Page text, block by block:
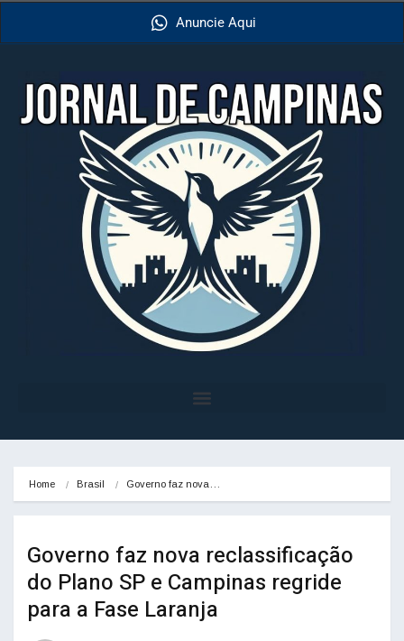
Anuncie Aqui
Home Brasil Governo faz nova…
Governo faz nova reclassificação
do Plano SP e Campinas regride
para a Fase Laranja